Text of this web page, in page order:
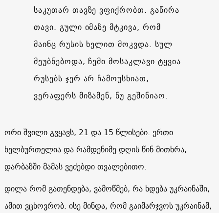
საკუთარ თავზე ვფიქრობთ. გაწირა
თავი. გული იმაზე მტკივა, რომ
მაინც რუსის ხელით მოკვდა. სულ
მეუბნებოდა, ჩემი მოსაკლავი ტყვია
რუსებს ჯერ არ ჩამოუსხიათ,
ვერაფერს მიზამენ, ნუ გეშინიაო.
ორი შვილი გვყავს, 21 და 15 წლისები. ერთი
ხელბურთელია და რამდენიმე დღის წინ მითხრა,
დარბაზში მამას ვეძებდი თვალებითო.
დილა რომ გათენდება, ვამოწმებ, რა ხდება უკრაინაში,
ამით ვცხოვრობ. ისე მინდა, რომ გაიმარჯვოს უკრაინამ,